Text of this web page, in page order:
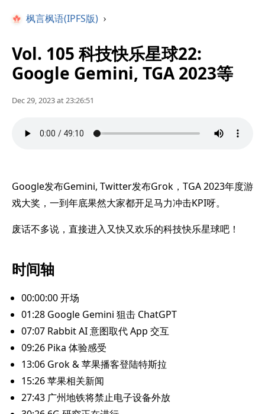
枫言枫语(IPFS版) ›
Vol. 105 科技快乐星球22:
Google Gemini, TGA 2023等
Dec 29, 2023 at 23:26:51
Google发布Gemini, Twitter发布Grok，TGA 2023年度游
戏大奖，一到年底果然大家都开足马力冲击KPI呀。
废话不多说，直接进入又快又欢乐的科技快乐星球吧！
时间轴
00:00:00 开场
01:28 Google Gemini 狙击 ChatGPT
07:07 Rabbit AI 意图取代 App 交互
09:26 Pika 体验感受
13:06 Grok & 苹果播客登陆特斯拉
15:26 苹果相关新闻
27:43 广州地铁将禁止电子设备外放